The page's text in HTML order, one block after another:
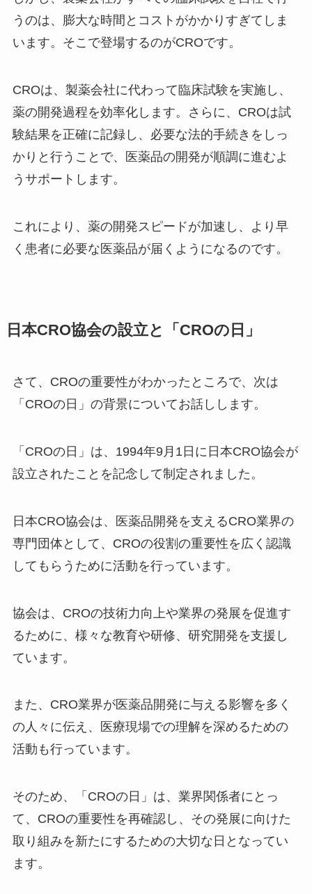
うのは、膨大な時間とコストがかかりすぎてしま
います。そこで登場するのがCROです。
CROは、製薬会社に代わって臨床試験を実施し、
薬の開発過程を効率化します。さらに、CROは試
験結果を正確に記録し、必要な法的手続きをしっ
かりと行うことで、医薬品の開発が順調に進むよ
うサポートします。
これにより、薬の開発スピードが加速し、より早
く患者に必要な医薬品が届くようになるのです。
日本CRO協会の設立と「CROの日」
さて、CROの重要性がわかったところで、次は
「CROの日」の背景についてお話しします。
「CROの日」は、1994年9月1日に日本CRO協会が
設立されたことを記念して制定されました。
日本CRO協会は、医薬品開発を支えるCRO業界の
専門団体として、CROの役割の重要性を広く認識
してもらうために活動を行っています。
協会は、CROの技術力向上や業界の発展を促進す
るために、様々な教育や研修、研究開発を支援し
ています。
また、CRO業界が医薬品開発に与える影響を多く
の人々に伝え、医療現場での理解を深めるための
活動も行っています。
そのため、「CROの日」は、業界関係者にとっ
て、CROの重要性を再確認し、その発展に向けた
取り組みを新たにするための大切な日となってい
ます。